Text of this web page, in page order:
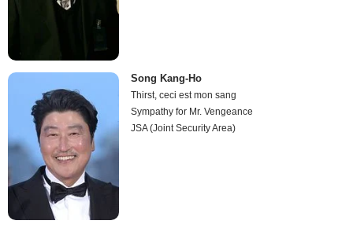
Song Kang-Ho
Thirst, ceci est mon sang
Sympathy for Mr. Vengeance
JSA (Joint Security Area)